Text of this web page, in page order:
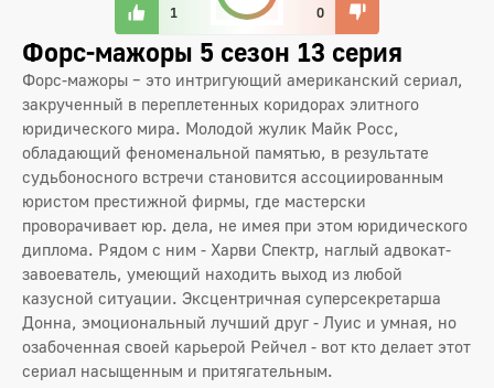
1 0
Форс-мажоры 5 сезон 13 серия
Форс-мажоры – это интригующий американский сериал,
закрученный в переплетенных коридорах элитного
юридического мира. Молодой жулик Майк Росс,
обладающий феноменальной памятью, в результате
судьбоносного встречи становится ассоциированным
юристом престижной фирмы, где мастерски
проворачивает юр. дела, не имея при этом юридического
диплома. Рядом с ним - Харви Спектр, наглый адвокат-
завоеватель, умеющий находить выход из любой
казусной ситуации. Эксцентричная суперсекретарша
Донна, эмоциональный лучший друг - Луис и умная, но
озабоченная своей карьерой Рейчел - вот кто делает этот
сериал насыщенным и притягательным.